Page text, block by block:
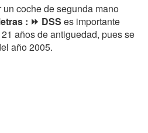
coche de segunda mano
: ⏩ DSS es importante
años de antiguedad, pues se
año 2005.